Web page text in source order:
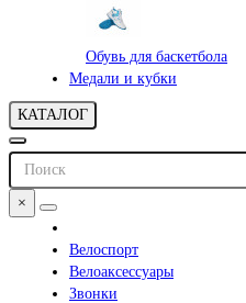
Обувь для баскетбола
Медали и кубки
КАТАЛОГ
×
Велоспорт
Велоаксессуары
Звонки